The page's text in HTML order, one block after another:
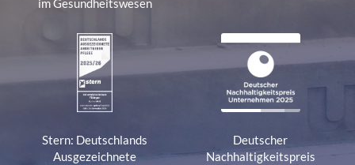
im Gesundheitswesen
Stern: Deutschlands
Ausgezeichnete
Deutscher
Nachhaltigkeitspreis